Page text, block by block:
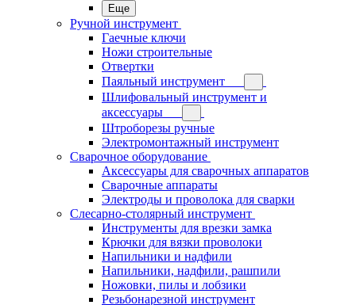
Еще
Ручной инструмент
Гаечные ключи
Ножи строительные
Отвертки
Паяльный инструмент
Шлифовальный инструмент и
аксессуары
Штроборезы ручные
Электромонтажный инструмент
Сварочное оборудование
Аксессуары для сварочных аппаратов
Сварочные аппараты
Электроды и проволока для сварки
Слесарно-столярный инструмент
Инструменты для врезки замка
Крючки для вязки проволоки
Напильники и надфили
Напильники, надфили, рашпили
Ножовки, пилы и лобзики
Резьбонарезной инструмент